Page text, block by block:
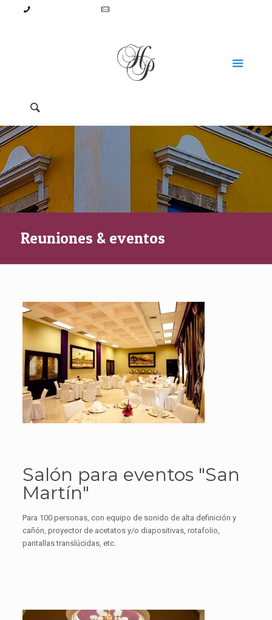
Reuniones & eventos
Salón para eventos "San
Martín"
Para 100 personas, con equipo de sonido de alta definición y
cañón, proyector de acetatos y/o diapositivas, rotafolio,
pantallas translúcidas, etc.